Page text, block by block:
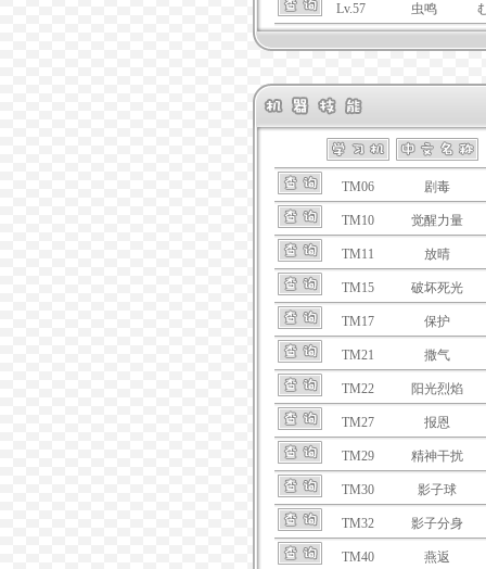
Lv.57 虫鸣
TM06 剧毒
TM10 觉醒力量
TM11 放晴
TM15 破坏死光
TM17 保护
TM21 撒气
TM22 阳光烈焰
TM27 报恩
TM29 精神干扰
TM30 影子球
TM32 影子分身
TM40 燕返